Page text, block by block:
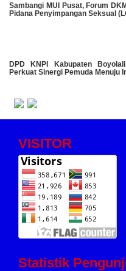
Sambangi MUI Pusat, Forum
Pidana Penyimpangan Seksual
DPD KNPI Kabupaten
Perkuat Sinergi Pemuda Menuju
VISITOR
Statistik